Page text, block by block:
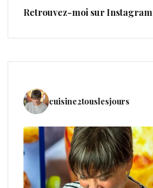
Retrouvez-moi sur Instagram
cuisine2touslesjours